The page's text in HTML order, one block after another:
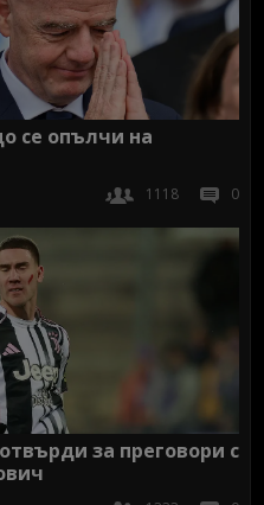
се опълчи на
1118 0
за преговори с